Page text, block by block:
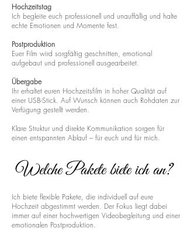
Hochzeitstag
Ich begleite euch professionell und unauffällig und halte
echte Emotionen und Momente fest.
Postproduktion
Euer Film wird sorgfältig geschnitten, emotional
aufgebaut und professionell ausgearbeitet.
Übergabe
Ihr erhaltet euren Hochzeitsfilm in hoher Qualität auf
einer USB-Stick. Auf Wunsch können auch Rohdaten zur
Verfügung gestellt werden.
Klare Struktur und direkte Kommunikation sorgen für
einen entspannten Ablauf – für euch und für mich.
Welche Pakete biete ich an?
Ich biete flexible Pakete, die individuell auf eure
Hochzeit abgestimmt werden. Der Fokus liegt dabei
immer auf einer hochwertigen Videobegleitung und einer
emotionalen Postproduktion.